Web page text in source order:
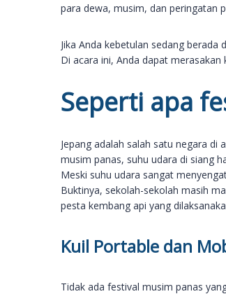
para dewa, musim, dan peringatan
Jika Anda kebetulan sedang
Di acara ini, Anda dapat
Seperti apa
Jepang adalah salah satu negara
musim panas, suhu udara di siang
Meski suhu udara sangat
Buktinya, sekolah-sekolah masih
pesta kembang api yang
Kuil Portable dan
Tidak ada festival musim panas